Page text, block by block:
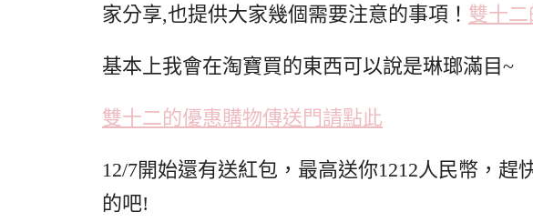
家分享,也提供大家幾個需要注意的事項！ 雙十
基本上我會在淘寶買的東西可以說是琳瑯滿目~
雙十二的優惠購物傳送門請點此
12/7開始還有送紅包，最高送你1212人民幣，趕
的吧!